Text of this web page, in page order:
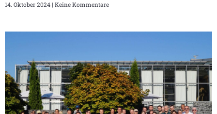
14. Oktober 2024 Keine Kommentare